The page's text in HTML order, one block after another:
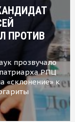
ПРОТИВ
прозвучало
РПЦ
«склонение» к